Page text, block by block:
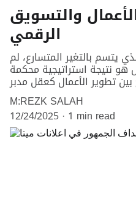
والتسويق
الرقمي
يتسم بالتغير المتسارع، لم
هو نتيجة استراتيجية محكمة
تطوير الأعمال كعقل مدبر
M:REZK SALAH
12/24/2025 1 min read